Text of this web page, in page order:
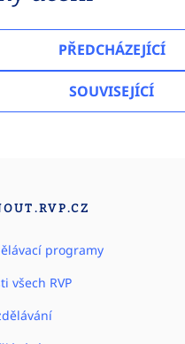
PŘEDCHÁZEJÍCÍ
SOUVISEJÍCÍ
programy
všech RVP